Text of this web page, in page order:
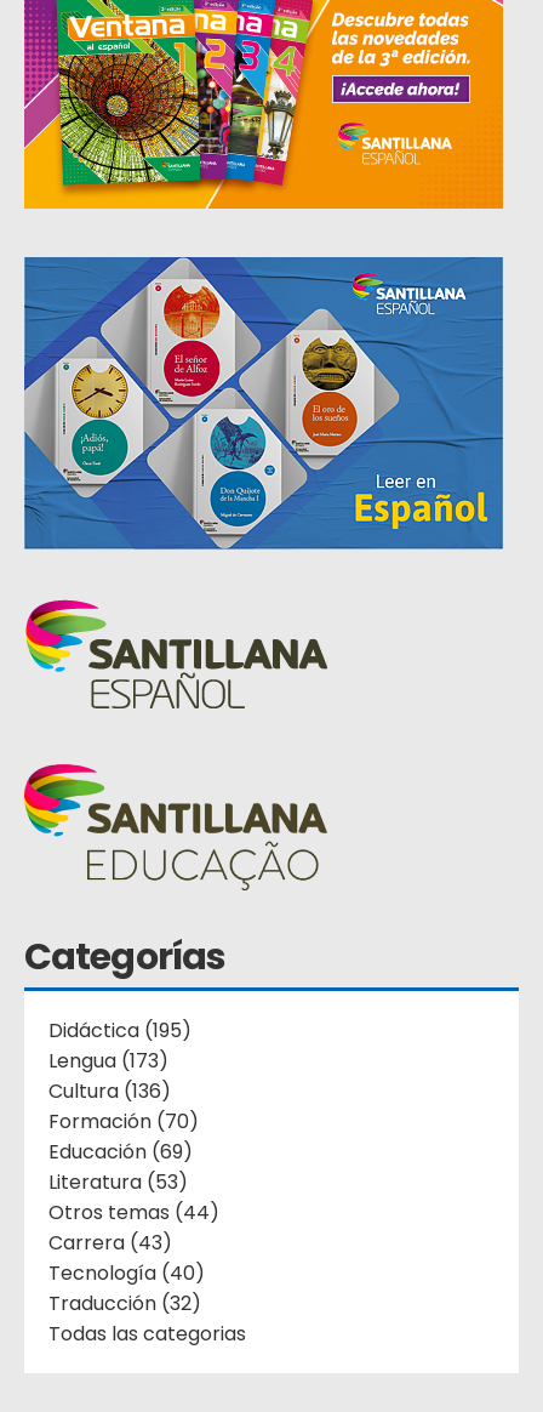
Categorías
Didáctica (195)
Lengua (173)
Cultura (136)
Formación (70)
Educación (69)
Literatura (53)
Otros temas (44)
Carrera (43)
Tecnología (40)
Traducción (32)
Todas las categorias